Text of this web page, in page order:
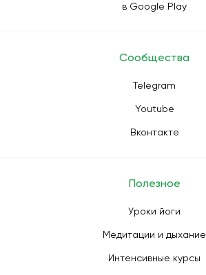
в Google Play
Сообщества
Telegram
Youtube
Вконтакте
Полезное
Уроки йоги
Медитации и дыхание
Интенсивные курсы